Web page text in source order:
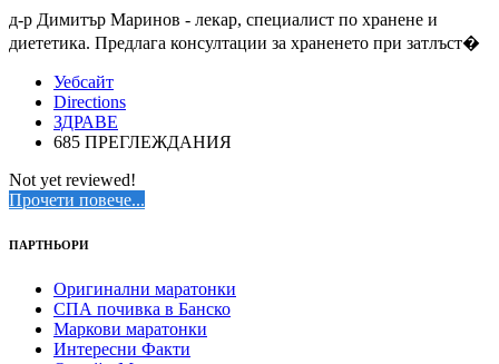
д-р Димитър Маринов - лекар, специалист по хранене и
диететика. Предлага консултации за храненето при затлъст�
Уебсайт
Directions
ЗДРАВЕ
685 ПРЕГЛЕЖДАНИЯ
Not yet reviewed!
Прочети повече...
ПАРТНЬОРИ
Оригинални маратонки
СПА почивка в Банско
Маркови маратонки
Интересни Факти